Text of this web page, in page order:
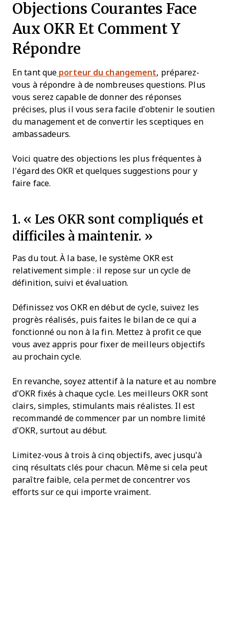
Objections Courantes Face
Aux OKR Et Comment Y
Répondre
En tant que porteur du changement, préparez-
vous à répondre à de nombreuses questions. Plus
vous serez capable de donner des réponses
précises, plus il vous sera facile d’obtenir le soutien
du management et de convertir les sceptiques en
ambassadeurs.
Voici quatre des objections les plus fréquentes à
l’égard des OKR et quelques suggestions pour y
faire face.
1. « Les OKR sont compliqués et
difficiles à maintenir. »
Pas du tout. À la base, le système OKR est
relativement simple : il repose sur un cycle de
définition, suivi et évaluation.
Définissez vos OKR en début de cycle, suivez les
progrès réalisés, puis faites le bilan de ce qui a
fonctionné ou non à la fin. Mettez à profit ce que
vous avez appris pour fixer de meilleurs objectifs
au prochain cycle.
En revanche, soyez attentif à la nature et au nombre
d’OKR fixés à chaque cycle. Les meilleurs OKR sont
clairs, simples, stimulants mais réalistes. Il est
recommandé de commencer par un nombre limité
d’OKR, surtout au début.
Limitez-vous à trois à cinq objectifs, avec jusqu’à
cinq résultats clés pour chacun. Même si cela peut
paraître faible, cela permet de concentrer vos
efforts sur ce qui importe vraiment.